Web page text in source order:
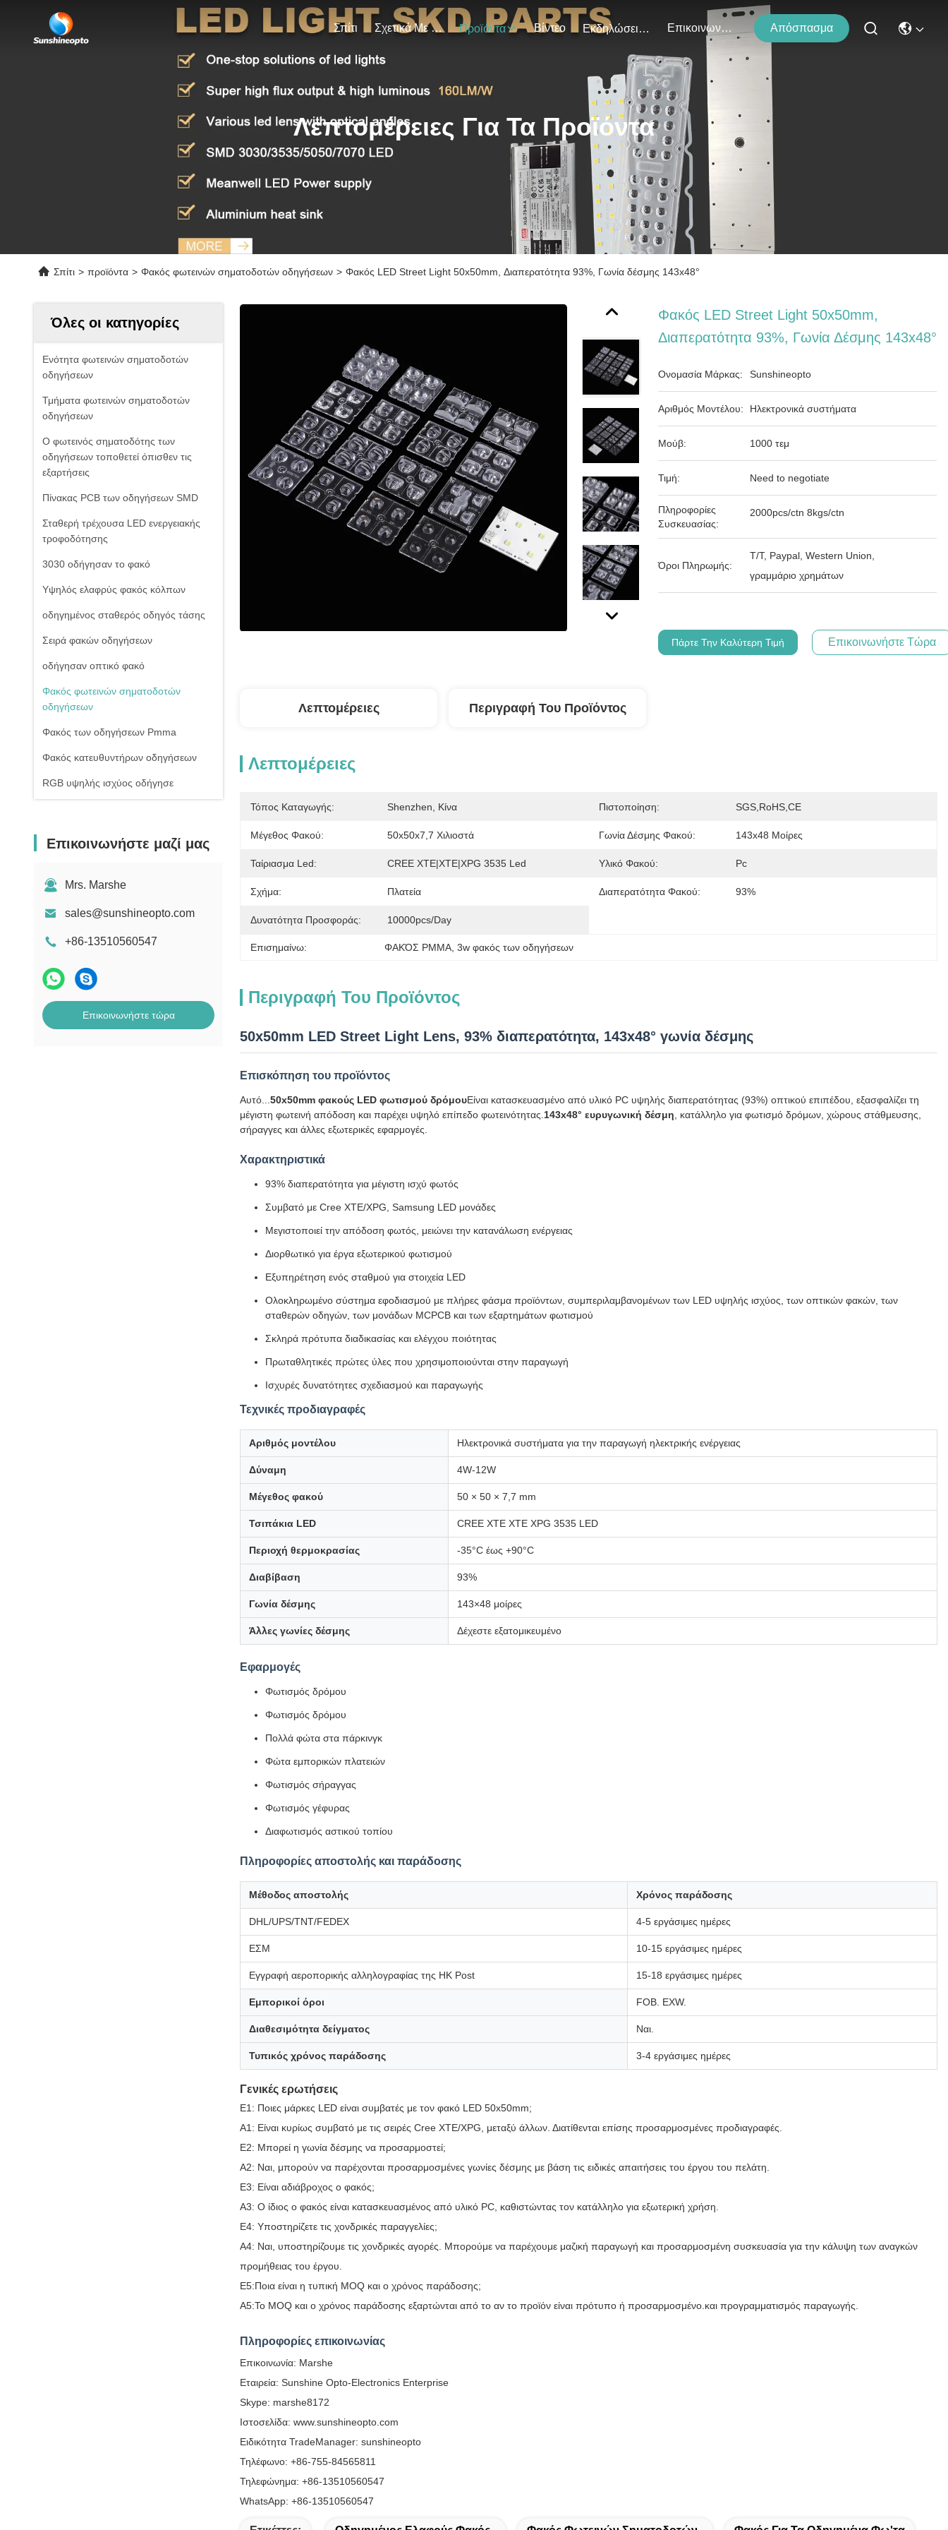
Σπίτι Σχετικά Με Εμάς Προϊόντα Βίντεο Εκδηλώσεις Επικοινωνήστε Μαζί Μας Απόσπασμα
Λεπτομέρειες Για Τα Προϊόντα
Σπίτι > προϊόντα > Φακός φωτεινών σηματοδοτών οδηγήσεων > Φακός LED Street Light 50x50mm, Διαπερατότητα 93%, Γωνία δέσμης 143x48°
Όλες οι κατηγορίες
Ενότητα φωτεινών σηματοδοτών
οδηγήσεων
Τμήματα φωτεινών σηματοδοτών
οδηγήσεων
Ο φωτεινός σηματοδότης των
οδηγήσεων τοποθετεί όπισθεν τις
εξαρτήσεις
Πίνακας PCB των οδηγήσεων SMD
Σταθερή τρέχουσα LED ενεργειακής
τροφοδότησης
3030 οδήγησαν το φακό
Υψηλός ελαφρύς φακός κόλπων
οδηγημένος σταθερός οδηγός τάσης
Σειρά φακών οδηγήσεων
οδήγησαν οπτικό φακό
Φακός φωτεινών σηματοδοτών
οδηγήσεων
Φακός των οδηγήσεων Pmma
Φακός κατευθυντήρων οδηγήσεων
RGB υψηλής ισχύος οδήγησε
δύναμης
Επικοινωνήστε μαζί μας
Mrs. Marshe
sales@sunshineopto.com
+86-13510560547
Επικοινωνήστε τώρα
Φακός LED Street Light 50x50mm,
Διαπερατότητα 93%, Γωνία Δέσμης 143x48°
Ονομασία Μάρκας: Sunshineopto
Αριθμός Μοντέλου: Ηλεκτρονικά συστήματα
Μούβ: 1000 τεμ
Τιμή: Need to negotiate
Πληροφορίες
Συσκευασίας:
2000pcs/ctn 8kgs/ctn
Όροι Πληρωμής:
T/T, Paypal, Western Union,
γραμμάριο χρημάτων
Πάρτε Την Καλύτερη Τιμή Επικοινωνήστε Τώρα
Λεπτομέρειες Περιγραφή Του Προϊόντος
Λεπτομέρειες
Τόπος Καταγωγής: Shenzhen, Κίνα Πιστοποίηση: SGS,RoHS,CE
Μέγεθος Φακού: 50x50x7,7 Χιλιοστά Γωνία Δέσμης Φακού: 143x48 Μοίρες
Ταίριασμα Led: CREE XTE|XTE|XPG 3535 Led Υλικό Φακού: Pc
Σχήμα: Πλατεία Διαπερατότητα Φακού: 93%
Δυνατότητα Προσφοράς: 10000pcs/day
Επισημαίνω: ΦΑΚΌΣ PMMA, 3w φακός των οδηγήσεων
Περιγραφή Του Προϊόντος
50x50mm LED Street Light Lens, 93% διαπερατότητα, 143x48° γωνία δέσμης
Επισκόπηση του προϊόντος
Αυτό... 50x50mm φακούς LED φωτισμού δρόμουΕίναι κατασκευασμένο από υλικό PC υψηλής διαπερατότητας (93%) οπτικού επιπέδου, εξασφαλίζει τη
μέγιστη φωτεινή απόδοση και παρέχει υψηλό επίπεδο φωτεινότητας. 143x48° ευρυγωνική δέσμη , κατάλληλο για φωτισμό δρόμων, χώρους στάθμευσης,
σήραγγες και άλλες εξωτερικές εφαρμογές.
Χαρακτηριστικά
93% διαπερατότητα για μέγιστη ισχύ φωτός
Συμβατό με Cree XTE/XPG, Samsung LED μονάδες
Μεγιστοποιεί την απόδοση φωτός, μειώνει την κατανάλωση ενέργειας
Διορθωτικό για έργα εξωτερικού φωτισμού
Εξυπηρέτηση ενός σταθμού για στοιχεία LED
Ολοκληρωμένο σύστημα εφοδιασμού με πλήρες φάσμα προϊόντων, συμπεριλαμβανομένων των LED υψηλής ισχύος, των οπτικών φακών, των
σταθερών οδηγών, των μονάδων MCPCB και των εξαρτημάτων φωτισμού
Σκληρά πρότυπα διαδικασίας και ελέγχου ποιότητας
Πρωταθλητικές πρώτες ύλες που χρησιμοποιούνται στην παραγωγή
Ισχυρές δυνατότητες σχεδιασμού και παραγωγής
Τεχνικές προδιαγραφές
Αριθμός μοντέλου Ηλεκτρονικά συστήματα για την παραγωγή ηλεκτρικής ενέργειας
Δύναμη 4W-12W
Μέγεθος φακού 50 × 50 × 7,7 mm
Τσιπάκια LED CREE XTE XTE XPG 3535 LED
Περιοχή θερμοκρασίας -35°C έως +90°C
Διαβίβαση 93%
Γωνία δέσμης 143×48 μοίρες
Άλλες γωνίες δέσμης Δέχεστε εξατομικευμένο
Εφαρμογές
Φωτισμός δρόμου
Φωτισμός δρόμου
Πολλά φώτα στα πάρκινγκ
Φώτα εμπορικών πλατειών
Φωτισμός σήραγγας
Φωτισμός γέφυρας
Διαφωτισμός αστικού τοπίου
Πληροφορίες αποστολής και παράδοσης
Μέθοδος αποστολής Χρόνος παράδοσης
DHL/UPS/TNT/FEDEX 4-5 εργάσιμες ημέρες
ΕΣΜ 10-15 εργάσιμες ημέρες
Εγγραφή αεροπορικής αλληλογραφίας της HK Post 15-18 εργάσιμες ημέρες
Εμπορικοί όροι FOB. EXW.
Διαθεσιμότητα δείγματος Ναι.
Τυπικός χρόνος παράδοσης 3-4 εργάσιμες ημέρες
Γενικές ερωτήσεις
Ε1: Ποιες μάρκες LED είναι συμβατές με τον φακό LED 50x50mm;
Α1: Είναι κυρίως συμβατό με τις σειρές Cree XTE/XPG, μεταξύ άλλων. Διατίθενται επίσης προσαρμοσμένες προδιαγραφές.
Ε2: Μπορεί η γωνία δέσμης να προσαρμοστεί;
Α2: Ναι, μπορούν να παρέχονται προσαρμοσμένες γωνίες δέσμης με βάση τις ειδικές απαιτήσεις του έργου του πελάτη.
Ε3: Είναι αδιάβροχος ο φακός;
Α3: Ο ίδιος ο φακός είναι κατασκευασμένος από υλικό PC, καθιστώντας τον κατάλληλο για εξωτερική χρήση.
Ε4: Υποστηρίζετε τις χονδρικές παραγγελίες;
Α4: Ναι, υποστηρίζουμε τις χονδρικές αγορές. Μπορούμε να παρέχουμε μαζική παραγωγή και προσαρμοσμένη συσκευασία για την κάλυψη των αναγκών
προμήθειας του έργου.
Ε5:Ποια είναι η τυπική MOQ και ο χρόνος παράδοσης;
Α5:Το MOQ και ο χρόνος παράδοσης εξαρτώνται από το αν το προϊόν είναι πρότυπο ή προσαρμοσμένο.και προγραμματισμός παραγωγής.
Πληροφορίες επικοινωνίας
Επικοινωνία: Marshe
Εταιρεία: Sunshine Opto-Electronics Enterprise
Skype: marshe8172
Ιστοσελίδα: www.sunshineopto.com
Ειδικότητα TradeManager: sunshineopto
Τηλέφωνο: +86-755-84565811
Τηλεφώνημα: +86-13510560547
WhatsApp: +86-13510560547